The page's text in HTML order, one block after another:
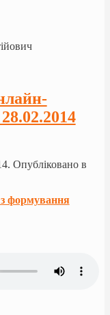
Опубліковано в
формування